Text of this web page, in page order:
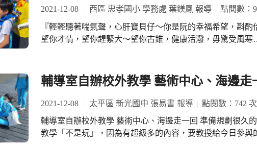
緒張力的管道之一而已啦! 姚護理師表示：偷得浮生半日閒，難得大家撥出時間來聚
2021-12-08 西區 忠孝國小 學務處 葉鎂鳳 報導 點閱數：
『輕輕聽著喘氣聲，心肝寶貝仔～你是阮的幸福希望，斟
望你才情，望你趕緊大～望你古錐，健康活潑，毋驚受風
年，由一群喜愛故事、熱愛演戲的孩子，利用社團活動時間
台詞、練聲音、動作、表情等，將「有愛國小」的故事－自
現，看到孩子們認真努力、流暢的詮釋故事，一幕又一幕，
劇社雖然沒有華麗的舞台背景或道具，但是指導老師編寫劇
所在，總是能細膩刻劃每一環節的小感動，然後這一個個的
動，觸動在場評審及觀眾。 感謝戲劇社指導老師簡貝貝及安
輔導室自辦校外教學 藝術中心、海邊走
2021-12-08 太平區 新光國中 張易書 報導 點閱數：742 次
輔導室自辦校外教學 藝術中心、海邊走一回 準備規劃很久
教學「不是玩」，因為有超級多的內容，要教授給今日參與